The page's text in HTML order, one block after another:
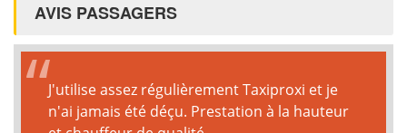
AVIS PASSAGERS